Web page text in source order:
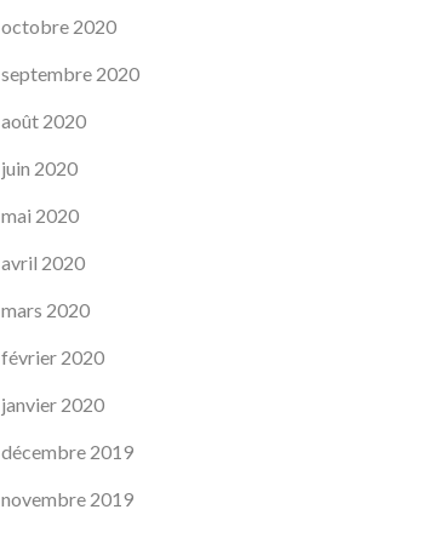
octobre 2020
septembre 2020
août 2020
juin 2020
mai 2020
avril 2020
mars 2020
février 2020
janvier 2020
décembre 2019
novembre 2019